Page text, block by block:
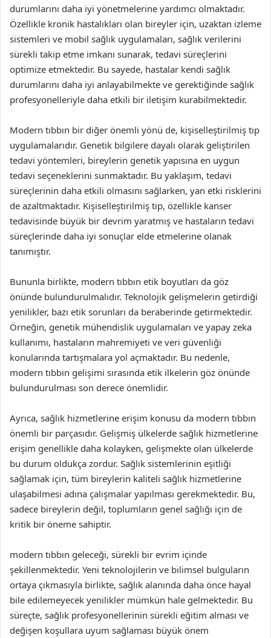
durumlarını daha iyi yönetmelerine yardımcı olmaktadır.
Özellikle kronik hastalıkları olan bireyler için, uzaktan izleme
sistemleri ve mobil sağlık uygulamaları, sağlık verilerini
sürekli takip etme imkanı sunarak, tedavi süreçlerini
optimize etmektedir. Bu sayede, hastalar kendi sağlık
durumlarını daha iyi anlayabilmekte ve gerektiğinde sağlık
profesyonelleriyle daha etkili bir iletişim kurabilmektedir.
Modern tıbbın bir diğer önemli yönü de, kişiselleştirilmiş tıp
uygulamalarıdır. Genetik bilgilere dayalı olarak geliştirilen
tedavi yöntemleri, bireylerin genetik yapısına en uygun
tedavi seçeneklerini sunmaktadır. Bu yaklaşım, tedavi
süreçlerinin daha etkili olmasını sağlarken, yan etki risklerini
de azaltmaktadır. Kişiselleştirilmiş tıp, özellikle kanser
tedavisinde büyük bir devrim yaratmış ve hastaların tedavi
süreçlerinde daha iyi sonuçlar elde etmelerine olanak
tanımıştır.
Bununla birlikte, modern tıbbın etik boyutları da göz
önünde bulundurulmalıdır. Teknolojik gelişmelerin getirdiği
yenilikler, bazı etik sorunları da beraberinde getirmektedir.
Örneğin, genetik mühendislik uygulamaları ve yapay zeka
kullanımı, hastaların mahremiyeti ve veri güvenliği
konularında tartışmalara yol açmaktadır. Bu nedenle,
modern tıbbın gelişimi sırasında etik ilkelerin göz önünde
bulundurulması son derece önemlidir.
Ayrıca, sağlık hizmetlerine erişim konusu da modern tıbbın
önemli bir parçasıdır. Gelişmiş ülkelerde sağlık hizmetlerine
erişim genellikle daha kolayken, gelişmekte olan ülkelerde
bu durum oldukça zordur. Sağlık sistemlerinin eşitliği
sağlamak için, tüm bireylerin kaliteli sağlık hizmetlerine
ulaşabilmesi adına çalışmalar yapılması gerekmektedir. Bu,
sadece bireylerin değil, toplumların genel sağlığı için de
kritik bir öneme sahiptir.
modern tıbbın geleceği, sürekli bir evrim içinde
şekillenmektedir. Yeni teknolojilerin ve bilimsel bulguların
ortaya çıkmasıyla birlikte, sağlık alanında daha önce hayal
bile edilemeyecek yenilikler mümkün hale gelmektedir. Bu
süreçte, sağlık profesyonellerinin sürekli eğitim alması ve
değişen koşullara uyum sağlaması büyük önem